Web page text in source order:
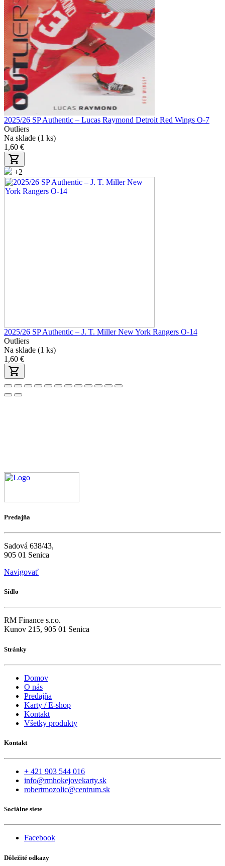
2025/26 SP Authentic – Lucas Raymond Detroit Red Wings O-7
Outliers
Na sklade (1 ks)
1,60 €
+2
2025/26 SP Authentic – J. T. Miller New York Rangers O-14
Outliers
Na sklade (1 ks)
1,60 €
Predajňa
Sadová 638/43,
905 01 Senica
Navigovať
Sídlo
RM Finance s.r.o.
Kunov 215, 905 01 Senica
Stránky
Domov
O nás
Predajňa
Karty / E-shop
Kontakt
Všetky produkty
Kontakt
+ 421 903 544 016
info@rmhokejovekarty.sk
robertmozolic@centrum.sk
Sociálne siete
Facebook
Dôležité odkazy